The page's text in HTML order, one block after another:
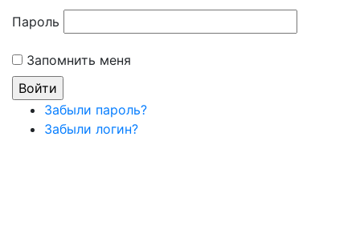
Пароль
Запомнить меня
Забыли пароль?
Забыли логин?